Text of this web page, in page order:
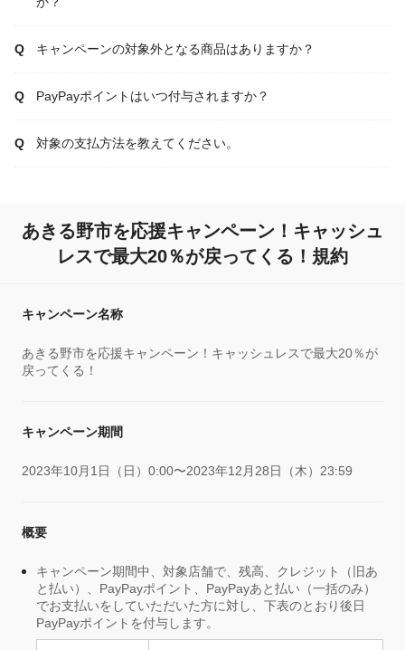
キャンペーンの対象外となる商品はありますか？
PayPayポイントはいつ付与されますか？
対象の支払方法を教えてください。
あきる野市を応援キャンペーン！キャッシュ
レスで最大20％が戻ってくる！規約
キャンペーン名称
あきる野市を応援キャンペーン！キャッシュレスで最大20％が
戻ってくる！
キャンペーン期間
2023年10月1日（日）0:00〜2023年12月28日（木）23:59
概要
キャンペーン期間中、対象店舗で、残高、クレジット（旧あ
と払い）、PayPayポイント、PayPayあと払い（一括のみ）
でお支払いをしていただいた方に対し、下表のとおり後日
PayPayポイントを付与します。